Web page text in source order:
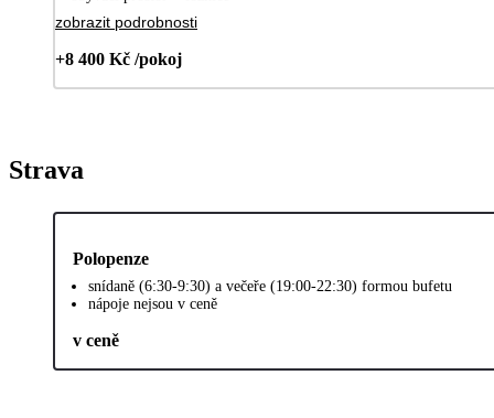
zobrazit podrobnosti
+8 400 Kč /pokoj
Strava
Polopenze
snídaně (6:30-9:30) a večeře (19:00-22:30) formou bufetu
nápoje nejsou v ceně
v ceně